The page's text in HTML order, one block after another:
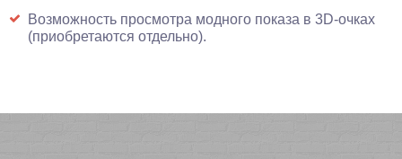
Возможность просмотра модного показа в 3D-очках
(приобретаются отдельно).